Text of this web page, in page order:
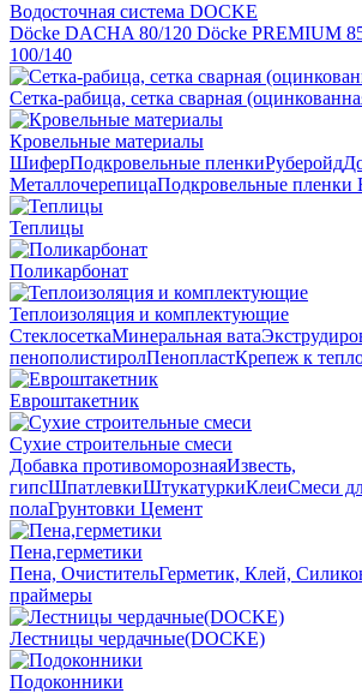
Водосточная система DOCKE
Döсkе DACHA 80/120 Döcke PREMIUM
100/140
Сетка-рабица, сетка сварная
Кровельные материалы
ШиферПодкровельные пленкиРуберойд
МеталлочерепицаПодкровельные пленки
Теплицы
Поликарбонат
Теплоизоляция и комплектующие
СтеклосеткаМинеральная вата
пенополистиролПенопластКрепеж к
Евроштакетник
Сухие строительные смеси
Добавка противоморознаяИзвесть,
гипсШпатлевкиШтукатуркиКлеиСмеси
полаГрунтовки Цемент
Пена,герметики
Пена, ОчистительГерметик, Клей,
праймеры
Лестницы чердачные(DOCKE)
Подоконники